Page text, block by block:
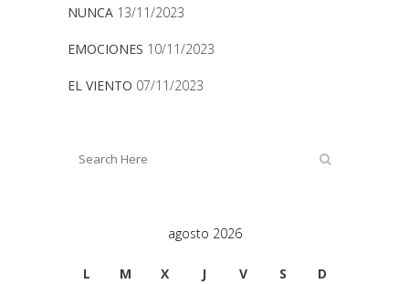
NUNCA 13/11/2023
EMOCIONES 10/11/2023
EL VIENTO 07/11/2023
agosto 2026
L M X J V S
D